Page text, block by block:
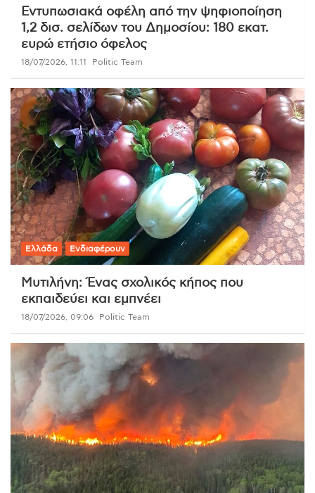
Εντυπωσιακά οφέλη από την ψηφιοποίηση
1,2 δισ. σελίδων του Δημοσίου: 180 εκατ.
ευρώ ετήσιο όφελος
18/07/2026, 11:11 Politic Team
Ελλάδα Ενδιαφέρουν
Μυτιλήνη: Ένας σχολικός κήπος που
εκπαιδεύει και εμπνέει
18/07/2026, 09:06 Politic Team